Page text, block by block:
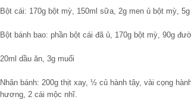
Bột cái: 170g bột mỳ, 150ml sữa, 2g men ủ bột mỳ, 5g
Bột bánh bao: phần bột cái đã ủ, 170g bột mỳ, 90g
20ml dầu ăn, 3g muối
Nhân bánh: 200g thịt xay, ½ củ hành tây, vài cọng
hương, 2 cái mộc nhĩ.